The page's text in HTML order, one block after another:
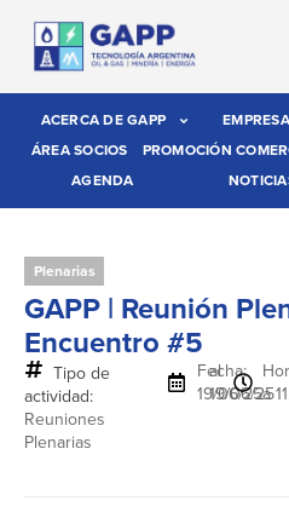
ACERCA DE GAPP
ÁREA SOCIOS
PROMOCIÓN
AGENDA
Plenarias
GAPP | Reunión
Encuentro #5
Tipo de
actividad:
Reuniones
Plenarias
Fecha:
19/06/25
al
19/06/25
a